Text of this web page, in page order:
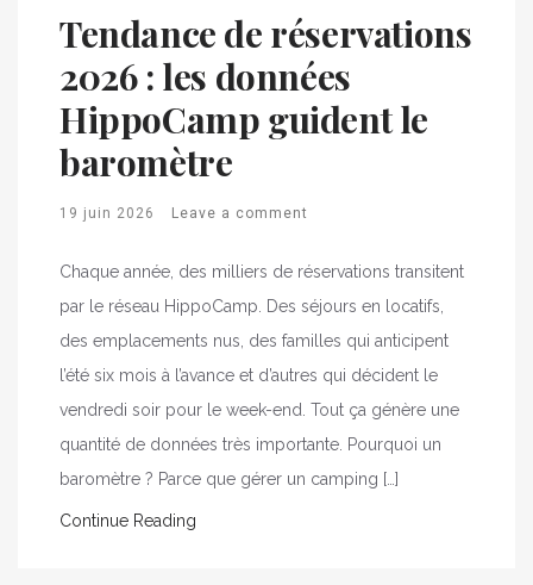
Tendance de réservations
2026 : les données
HippoCamp guident le
baromètre
19 juin 2026 Leave a comment
Chaque année, des milliers de réservations transitent
par le réseau HippoCamp. Des séjours en locatifs,
des emplacements nus, des familles qui anticipent
l’été six mois à l’avance et d’autres qui décident le
vendredi soir pour le week-end. Tout ça génère une
quantité de données très importante. Pourquoi un
baromètre ? Parce que gérer un camping […]
Continue Reading